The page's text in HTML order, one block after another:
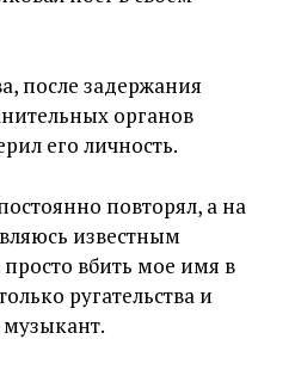
после задержания
органов
его личность.
повторял, а на
известным
вбить мое имя в
ругательства и